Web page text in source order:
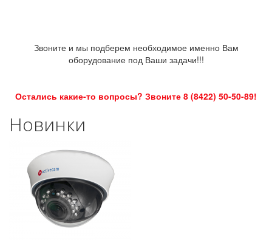
Звоните и мы подберем необходимое именно Вам
оборудование под Ваши задачи!!!
Остались какие-то вопросы? Звоните 8 (8422) 50-50-89!
Новинки